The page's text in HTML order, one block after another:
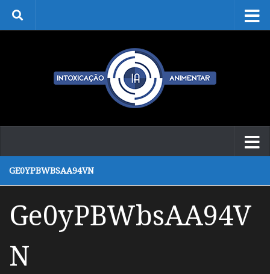
Skip to content
GE0YPBWBSAA94VN
Ge0yPBWbsAA94V
N